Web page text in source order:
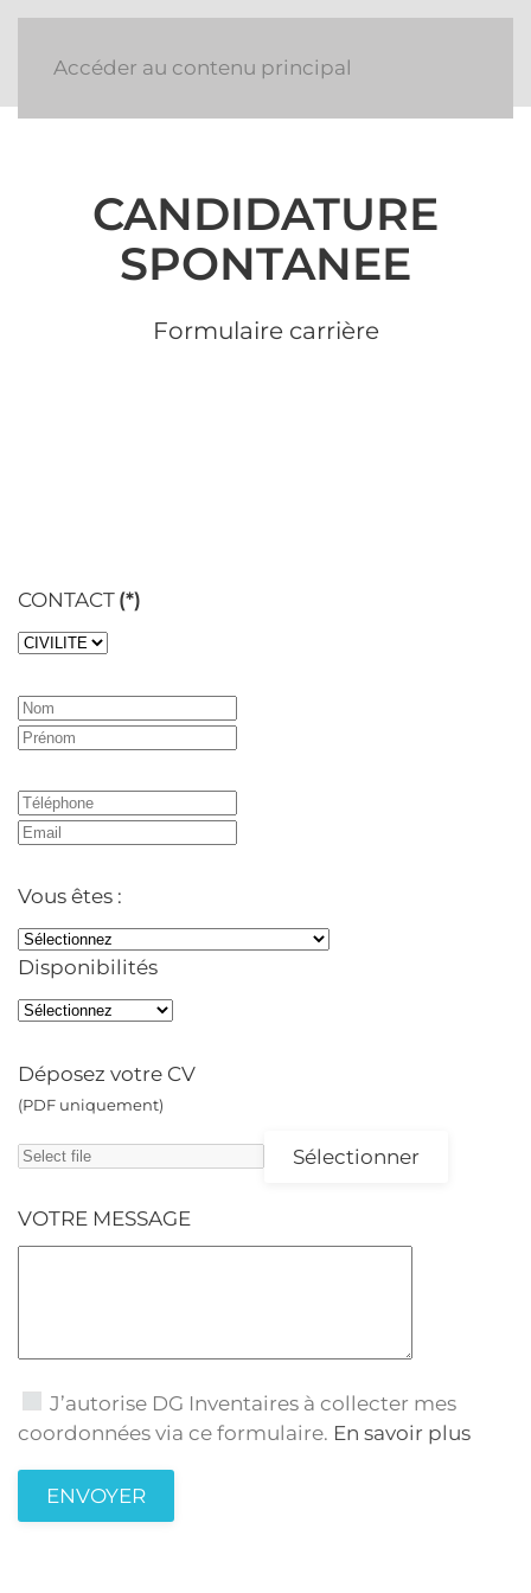
Accéder au contenu principal
CANDIDATURE
SPONTANEE
Formulaire carrière
CONTACT (*)
Vous êtes :
Disponibilités
Déposez votre CV
(PDF uniquement)
Sélectionner
VOTRE MESSAGE
coordonnées via ce formulaire. En savoir plus
ENVOYER